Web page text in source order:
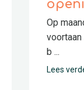
Op
b ...
Lees